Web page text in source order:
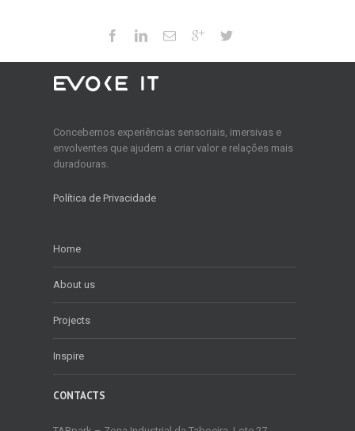
Concebemos experiências sensoriais, imersivas e
envolventes que ajudem a criar valor e relações mais
duradouras.
Política de Privacidade
Home
About us
Projects
Inspire
CONTACTS